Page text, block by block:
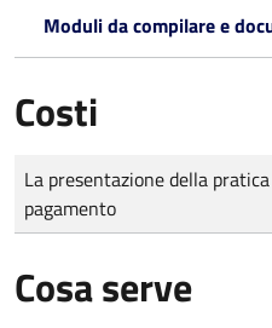
Moduli da compilare e
Costi
Tipo di pagamento
Importo
La presentazione della
pagamento
Cosa serve